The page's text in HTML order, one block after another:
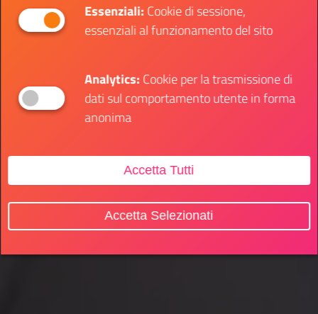
Essenziali:Cookie di sessione,
essenziali al funzionamento del sito
Analytics:Cookie per la trasmissione di
dati sul comportamento utente in forma
anonima
Accetta Tutti
Accetta Selezionati